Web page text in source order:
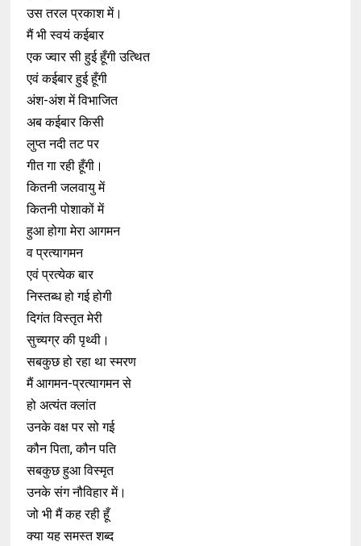
उस तरल प्रकाश में।
मैं भी स्वयं कईबार
एक ज्वार सी हुई हूँगी उत्थित
एवं कईबार हुई हूँगी
अंश-अंश में विभाजित
अब कईबार किसी
लुप्त नदी तट पर
गीत गा रही हूँगी।
कितनी जलवायु में
कितनी पोशाकों में
हुआ होगा मेरा आगमन
व प्रत्यागमन
एवं प्रत्येक बार
निस्तब्ध हो गई होगी
दिगंत विस्तृत मेरी
सुच्यग्र की पृथ्वी।
सबकुछ हो रहा था स्मरण
मैं आगमन-प्रत्यागमन से
हो अत्यंत क्लांत
उनके वक्ष पर सो गई
कौन पिता, कौन पति
सबकुछ हुआ विस्मृत
उनके संग नौविहार में।
जो भी मैं कह रही हूँ
क्या यह समस्त शब्द